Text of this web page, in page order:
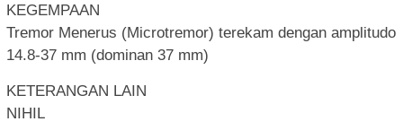
KEGEMPAAN
Tremor Menerus (Microtremor) terekam dengan amplitudo
14.8-37 mm (dominan 37 mm)
KETERANGAN LAIN
NIHIL